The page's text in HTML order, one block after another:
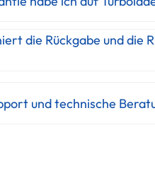
die Rückgabe und die
und technische